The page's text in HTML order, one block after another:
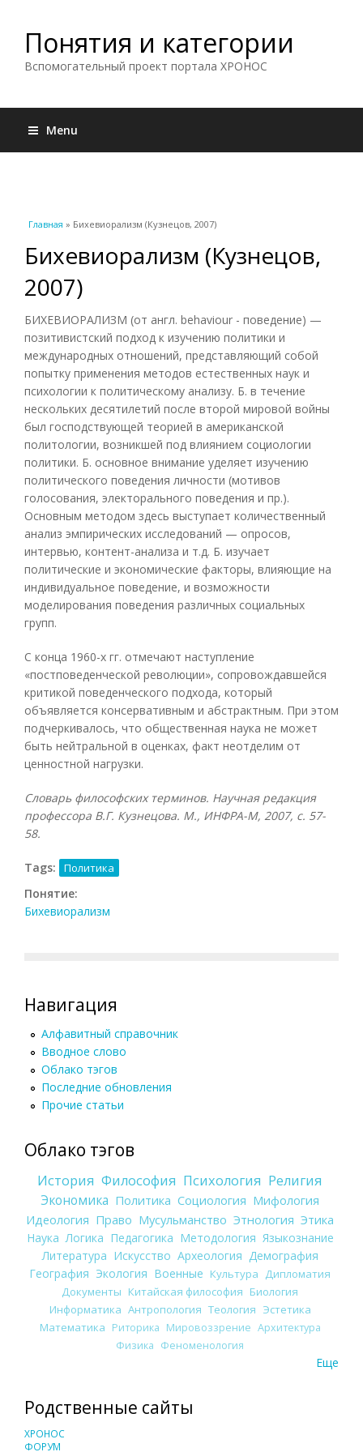
Понятия и категории
Вспомогательный проект портала ХРОНОС
Menu
Вы здесь
Главная » Бихевиорализм (Кузнецов, 2007)
Бихевиорализм (Кузнецов,
2007)
БИХЕВИОРАЛИЗМ (от англ. behaviour - поведение) —
позитивистский подход к изучению политики и
международных отношений, представляющий собой
попытку применения методов естественных наук и
психологии к политическому анализу. Б. в течение
нескольких десятилетий после второй мировой войны
был господствующей теорией в американской
политологии, возникшей под влиянием социологии
политики. Б. основное внимание уделяет изучению
политического поведения личности (мотивов
голосования, электорального поведения и пр.).
Основным методом здесь выступает количественный
анализ эмпирических исследований — опросов,
интервью, контент-анализа и т.д. Б. изучает
политические и экономические факторы, влияющие на
индивидуальное поведение, и возможности
моделирования поведения различных социальных
групп.
С конца 1960-х гг. отмечают наступление
«постповеденческой революции», сопровождавшейся
критикой поведенческого подхода, который
объявляется консервативным и абстрактным. При этом
подчеркивалось, что общественная наука не может
быть нейтральной в оценках, факт неотделим от
ценностной нагрузки.
Словарь философских терминов. Научная редакция
профессора В.Г. Кузнецова. М., ИНФРА-М, 2007, с. 57-
58.
Tags: Политика
Понятие:
Бихевиорализм
Навигация
Алфавитный справочник
Вводное слово
Облако тэгов
Последние обновления
Прочие статьи
Облако тэгов
История Философия Психология Религия
Экономика Политика Социология Мифология
Идеология Право Мусульманство Этнология Этика
Наука Логика Педагогика Методология Языкознание
Литература Искусство Археология Демография
География Экология Военные Культура
Дипломатия
Документы Китайская философия Биология
Информатика Антропология Теология Эстетика
Математика Риторика Мировоззрение Архитектура
Физика Феноменология
Еще
Родственные сайты
ХРОНОС
ФОРУМ